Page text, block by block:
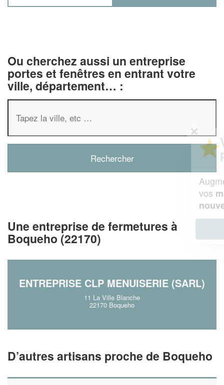
Ou cherchez aussi un entreprise
portes et fenêtres en entrant votre
ville, département… :
Une entreprise de fermetures à
Boqueho (22170)
ENTREPRISE CLP MENUISERIE (SARL)
11 La Ville Blanche
22170 Boqueho
D’autres artisans proche de Boqueho
✕
Vous êtes un
professionnel ?
chiffre d'affaireset
En savoir plus